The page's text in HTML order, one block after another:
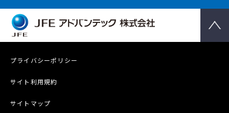
プライバシーポリシー
サイト利用規約
サイトマップ